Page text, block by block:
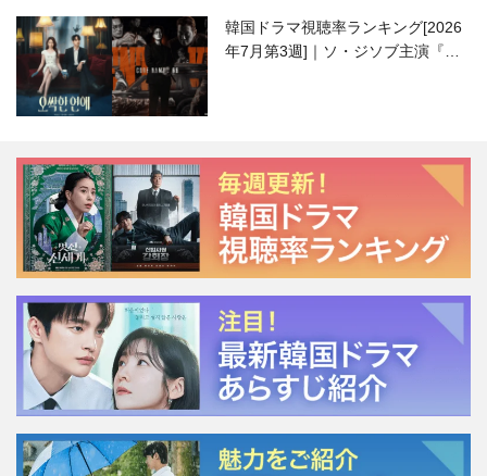
韓国ドラマ視聴率ランキング[2026
年7月第3週]｜ソ・ジソブ主演『エ